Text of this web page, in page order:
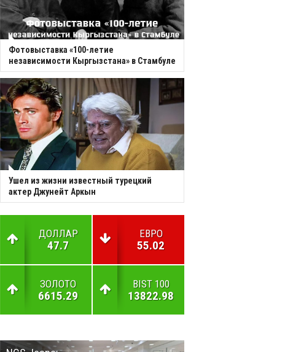
Фотовыставка «100-летие
независимости Кыргызстана» в Стамбуле
Ушел из жизни известный турецкий
актер Джунейт Аркын
ДОЛЛАР
47.7
ЕВРО
55.02
ЗОЛОТО
6615.29
BIST 100
13822.98